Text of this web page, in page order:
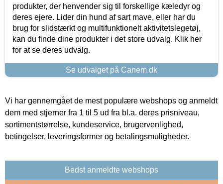
produkter, der henvender sig til forskellige kæledyr og
deres ejere. Lider din hund af sart mave, eller har du
brug for slidstærkt og multifunktionelt aktivitetslegetøj,
kan du finde dine produkter i det store udvalg. Klik her
for at se deres udvalg.
Se udvalget på Canem.dk
Vi har gennemgået de mest populære webshops og anmeldt
dem med stjerner fra 1 til 5 ud fra bl.a. deres prisniveau,
sortimentstørrelse, kundeservice, brugervenlighed,
betingelser, leveringsformer og betalingsmuligheder.
Bedst anmeldte webshops